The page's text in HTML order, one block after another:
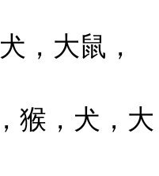
，大鼠，
猴，犬，大